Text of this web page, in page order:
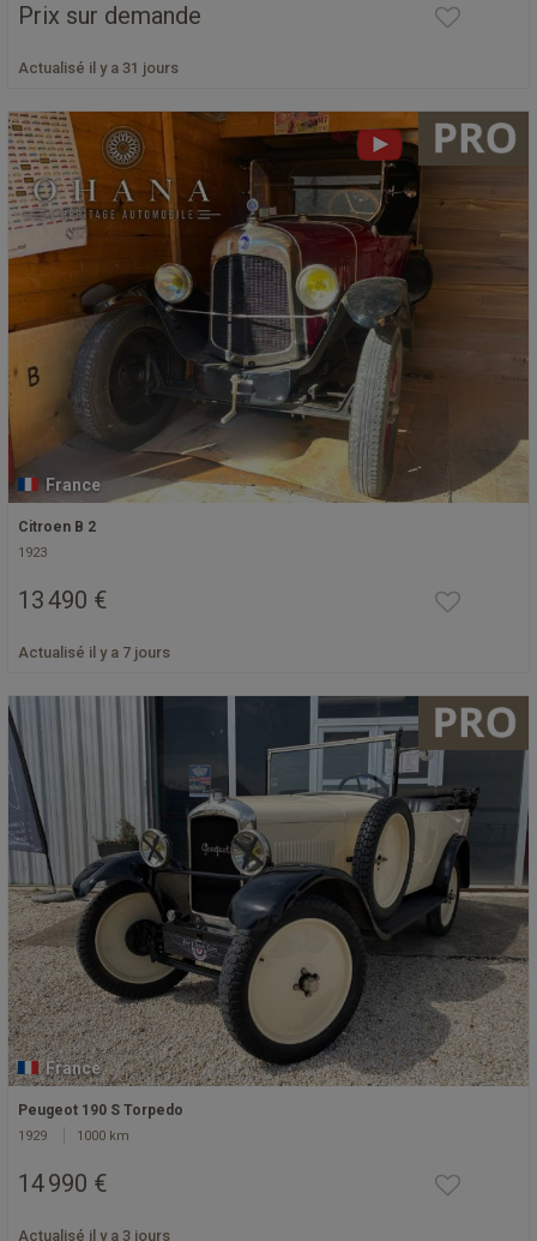
Prix sur demande
Actualisé il y a 31 jours
France
Citroen B 2
1923
13 490 €
Actualisé il y a 7 jours
France
Peugeot 190 S Torpedo
1929 1000 km
14 990 €
Actualisé il y a 3 jours